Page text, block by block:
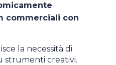
commerciali con
la necessità di
strumenti creativi.